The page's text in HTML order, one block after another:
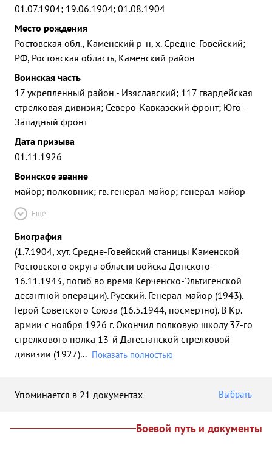
01.07.1904; 19.06.1904; 01.08.1904
Место рождения
Ростовская обл., Каменский р-н, х. Средне-Говейский;
РФ, Ростовская область, Каменский район
Воинская часть
17 укрепленный район - Изяславский; 117 гвардейская
стрелковая дивизия; Северо-Кавказский фронт; Юго-
Западный фронт
Дата призыва
01.11.1926
Воинское звание
майор; полковник; гв. генерал-майор; генерал-майор
Ещё
Биография
(1.7.1904, хут. Средне-Говейский станицы Каменской
Ростовского округа области войска Донского -
16.11.1943, погиб во время Керченско-Эльтигенской
десантной операции). Русский. Генерал-майор (1943).
Герой Советского Союза (16.5.1944, посмертно). В Кр.
армии с ноября 1926 г. Окончил полковую школу 37-го
стрелкового полка 13-й Дагестанской стрелковой
дивизии (1927)... Показать полностью
Упоминается в 21 документах Выбрать
Боевой путь и документы